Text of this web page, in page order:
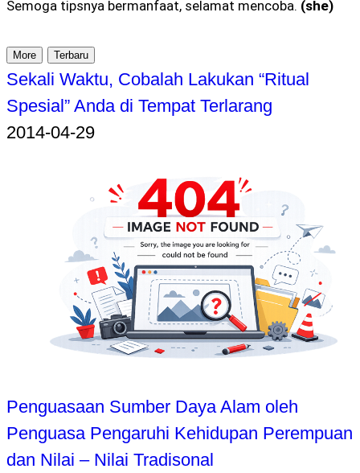
Semoga tipsnya bermanfaat, selamat mencoba. (she)
More Terbaru
Sekali Waktu, Cobalah Lakukan “Ritual
Spesial” Anda di Tempat Terlarang
2014-04-29
Penguasaan Sumber Daya Alam oleh
Penguasa Pengaruhi Kehidupan Perempuan
dan Nilai – Nilai Tradisonal